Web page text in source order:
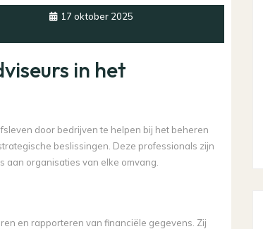
17 oktober 2025
in het
door bedrijven te helpen bij het beheren
beslissingen. Deze professionals zijn
organisaties van elke omvang.
en rapporteren van financiële gegevens. Zij